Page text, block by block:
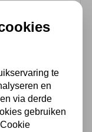
dag
ons +31
!
1992 !
te
en
via derde
gebruiken